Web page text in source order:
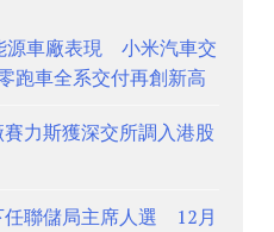
源車廠表現 小米汽車交
車全系交付再創新高
力斯獲深交所調入港股
任聯儲局主席人選 12月